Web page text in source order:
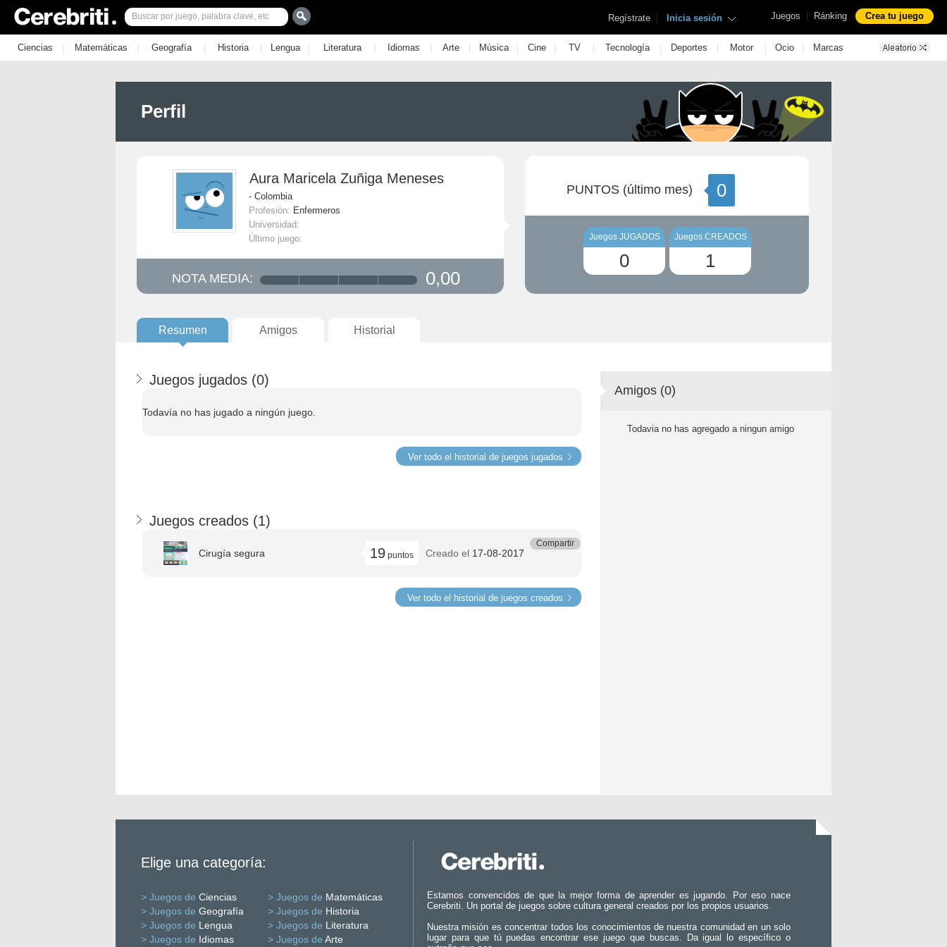
Juegos | Ránking Crea tu juego
Regístrate | Inicia sesión
Ciencias | Matemáticas | Geografía | Historia | Lengua | Literatura | Idiomas | Arte | Música | Cine | TV | Tecnología | Deportes | Motor | Ocio | Marcas
Perfil
Aura Maricela Zuñiga Meneses
- Colombia
Profesión: Enfermeros
Universidad:
Último juego:
NOTA MEDIA: 0,00
PUNTOS (último mes) 0
Juegos JUGADOS
0
Juegos CREADOS
1
Resumen Amigos Historial
Juegos jugados (0)
Todavía no has jugado a ningún juego.
Ver todo el historial de juegos jugados
Juegos creados (1)
Cirugía segura 19 puntos Creado el 17-08-2017
Compartir
Ver todo el historial de juegos creados
Amigos (0)
Todavia no has agregado a ningun amigo
Elige una categoría:
> Juegos de Ciencias > Juegos de Matemáticas
> Juegos de Geografía > Juegos de Historia
> Juegos de Lengua > Juegos de Literatura
> Juegos de Idiomas > Juegos de Arte
Estamos convencidos de que la mejor forma de aprender es jugando. Por eso nace
Cerebriti. Un portal de juegos sobre cultura general creados por los propios usuarios.
Nuestra misión es concentrar todos los conocimientos de nuestra comunidad en un solo
lugar para que tú puedas encontrar ese juego que buscas. Da igual lo específico o